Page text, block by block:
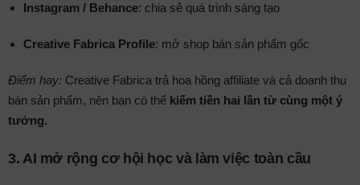
Instagram / Behance: chia sẻ quá trình sáng tạo
Creative Fabrica Profile: mở shop bán sản phẩm gốc
Điểm hay: Creative Fabrica trả hoa hồng affiliate và cả doanh thu
bán sản phẩm, nên bạn có thể kiếm tiền hai lần từ cùng một ý
tưởng.
3. AI mở rộng cơ hội học và làm việc toàn cầu